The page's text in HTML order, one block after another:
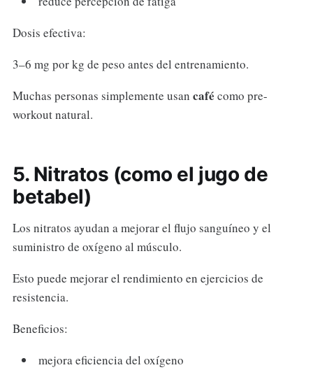
Dosis efectiva:
3–6 mg por kg de peso antes del entrenamiento.
Muchas personas simplemente usan café como pre-
workout natural.
5. Nitratos (como el jugo de
betabel)
Los nitratos ayudan a mejorar el flujo sanguíneo y el
suministro de oxígeno al músculo.
Esto puede mejorar el rendimiento en ejercicios de
resistencia.
Beneficios:
mejora eficiencia del oxígeno